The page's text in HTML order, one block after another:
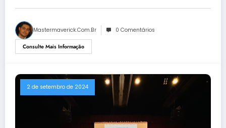
Mastermaverick.com.br 0 Comentários
Consulte Mais Informação
2 de setembro de 2024